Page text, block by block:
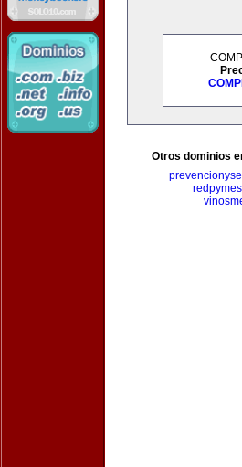
Otros dominios